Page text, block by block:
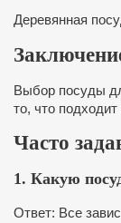
Деревянная
Выбор посуды
то, что
Часто
1. Какую
Ответ: Все